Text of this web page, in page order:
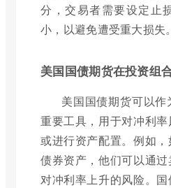
分，交易者需要设定止
小，以避免遭受重大损失。
美国国债期货在投资组
美国国债期货可以
重要工具，用于对冲利
或进行资产配置。例如
债券资产，他们可以通
对冲利率上升的风险。